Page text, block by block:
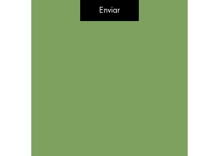
Enviar